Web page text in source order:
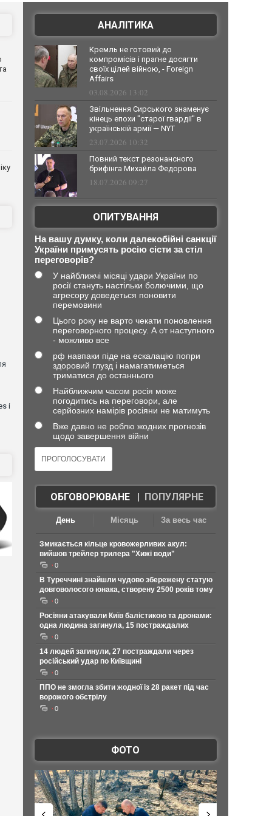
і
АНАЛІТИКА
Кремль не готовий до
компромісів і прагне досягти
своїх цілей війною, - Foreign
Affairs
03.08.2026 13:02
Звільнення Сирського знаменує
кінець епохи "старої гвардії" в
українській армії — NYT
23.07.2026 10:32
Повний текст резонансного
брифінга Михайла Федорова
18.07.2026 09:27
ОПИТУВАННЯ
На вашу думку, коли далекобійні санкції
України примусять росію сісти за стіл
переговорів?
У найближчі місяці удари України по
росії стануть настільки болючими, що
агресору доведеться поновити
перемовини
Цього року не варто чекати поновлення
переговорного процесу. А от наступного
- можливо все
рф навпаки піде на ескалацію попри
здоровий глузд і намагатиметься
триматися до останнього
Найближчим часом росія може
погодитись на переговори, але
серйозних намірів росіяни не матимуть
Вже давно не роблю жодних прогнозів
щодо завершення війни
ОБГОВОРЮВАНЕ| ПОПУЛЯРНЕ
День Місяць За весь час
Змикається кільце кровожерливих акул:
вийшов трейлер трилера "Хижі води"
0
В Туреччині знайшли чудово збережену статую
довговолосого юнака, створену 2500 років тому
0
Росіяни атакували Київ балістикою та дронами:
одна людина загинула, 15 постраждалих
0
14 людей загинули, 27 постраждали через
російський удар по Київщині
0
ППО не змогла збити жодної із 28 ракет під час
ворожого обстрілу
0
ФОТО